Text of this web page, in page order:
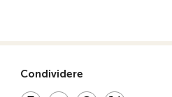
Condividere